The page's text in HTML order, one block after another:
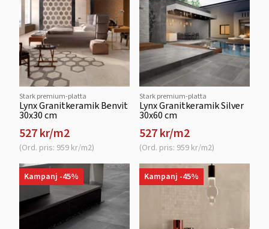
Stark premium-platta
Lynx Granitkeramik Benvit
30x30 cm
527 kr/m2
(Ord. pris: 959 kr/m2)
Stark premium-platta
Lynx Granitkeramik Silver
30x60 cm
527 kr/m2
(Ord. pris: 959 kr/m2)
Kampanj -45% Kampanj -45%